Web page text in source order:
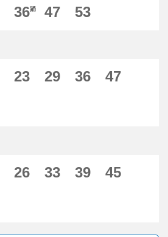
36踊 47 53
23 29 36
47
26 33 39
45